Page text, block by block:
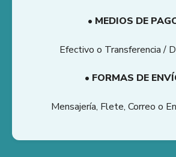
• MEDIOS DE
Efectivo o Transferencia /
• FORMAS DE
Mensajería, Flete, Correo o